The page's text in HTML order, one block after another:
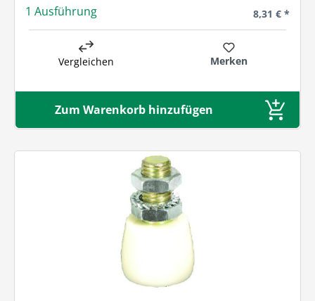
1 Ausführung Regulärer
8,31 € *
Vergleichen Merken
Zum Warenkorb hinzufügen